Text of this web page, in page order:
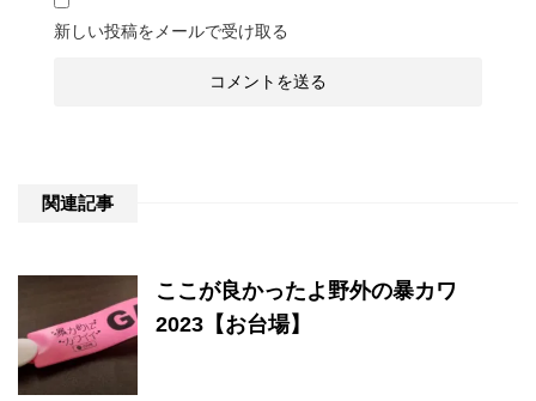
新しい投稿をメールで受け取る
関連記事
ここが良かったよ野外の暴カワ
2023【お台場】